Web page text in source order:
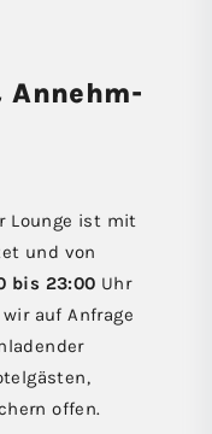
Annehm­
Lounge ist mit
und von
bis 23:00 Uhr
auf Anfrage
offen.